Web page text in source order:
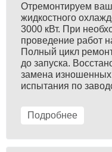
Отремонтируем ваш
жидкостного
3000 кВт. При
проведение работ
Полный цикл
до запуска.
замена изношенных
испытания по
Подробнее